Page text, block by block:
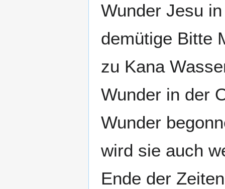
Wunder Jesu
demütige Bitte
zu Kana
Wunder in der
Wunder
wird sie auch
Ende der